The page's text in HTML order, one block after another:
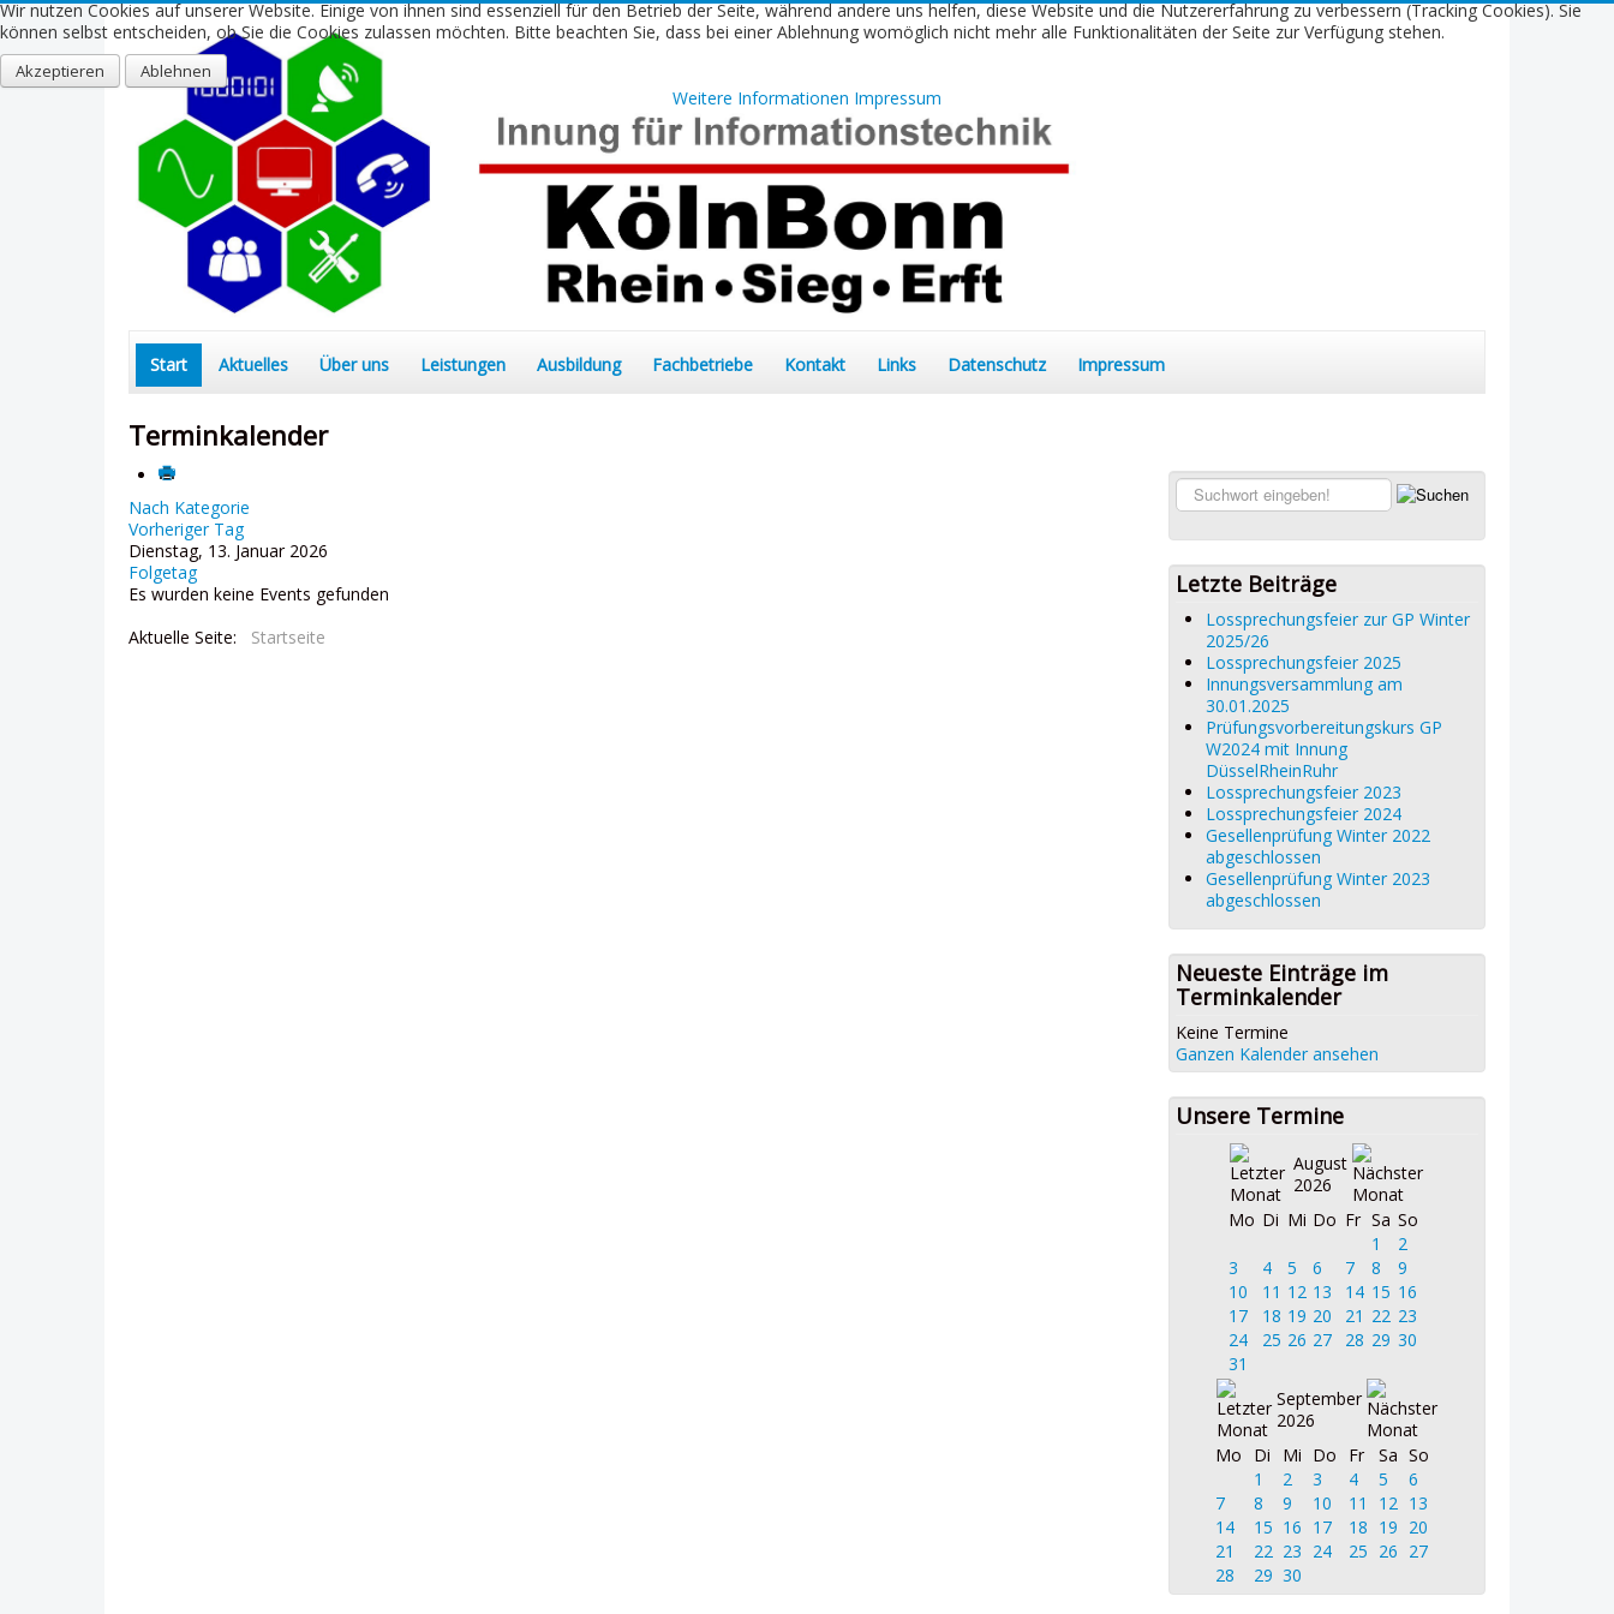
Start Aktuelles Über uns Leistungen Ausbildung Fachbetriebe Kontakt Links Datenschutz Impressum
Terminkalender
Nach Kategorie
Vorheriger Tag
Dienstag, 13. Januar 2026
Folgetag
Es wurden keine Events gefunden
Aktuelle Seite:
Startseite
Suchen...
Letzte Beiträge
Lossprechungsfeier zur GP Winter
2025/26
Lossprechungsfeier 2025
Innungsversammlung am
30.01.2025
Prüfungsvorbereitungskurs GP
W2024 mit Innung
DüsselRheinRuhr
Lossprechungsfeier 2023
Lossprechungsfeier 2024
Gesellenprüfung Winter 2022
abgeschlossen
Gesellenprüfung Winter 2023
abgeschlossen
Neueste Einträge im
Terminkalender
Keine Termine
Ganzen Kalender ansehen
Unsere Termine
August
2026
Mo Di Mi Do Fr Sa So
1
2
3
4 5 6 7 8
9
10
11 12 13 14 15 16
17
18 19 20 21 22 23
24
25 26 27 28 29 30
31
September
2026
Mo
Di Mi Do Fr Sa So
1
2 3 4 5
6
7
8 9 10 11 12 13
14
15 16 17 18 19 20
21
22 23 24 25 26 27
28
29 30
Wir nutzen Cookies auf unserer Website. Einige von ihnen sind essenziell für den Betrieb der Seite, während andere uns helfen, diese Website und die Nutzererfahrung zu verbessern (Tracking Cookies). Sie
können selbst entscheiden, ob Sie die Cookies zulassen möchten. Bitte beachten Sie, dass bei einer Ablehnung womöglich nicht mehr alle Funktionalitäten der Seite zur Verfügung stehen.
Akzeptieren Ablehnen
Weitere Informationen Impressum